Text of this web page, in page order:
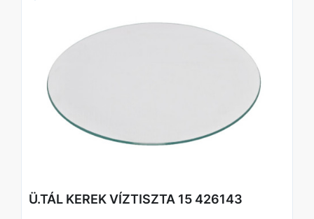
Ü.TÁL KEREK VÍZTISZTA 15 426143